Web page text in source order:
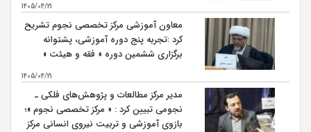
1405/04/21
معاون آموزشی مرکز تخصصی نجوم تشریح
کرد :تجربه پنج دوره آموزشی، پشتوانه
برگزاری ششمین دوره « فقه و هیئت »
1405/04/21
مدیر مرکز مطالعات و پژوهش‌های فلکی ـ
نجومی تبیین کرد : « مرکز تخصصی نجوم »؛
بازوی آموزشی و تربیت نیروی انسانی مرکز